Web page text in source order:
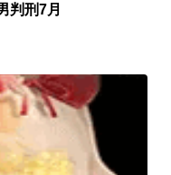
判刑7月